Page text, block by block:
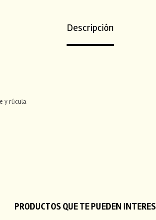
Descripción
y rúcula
PRODUCTOS QUE TE PUEDEN